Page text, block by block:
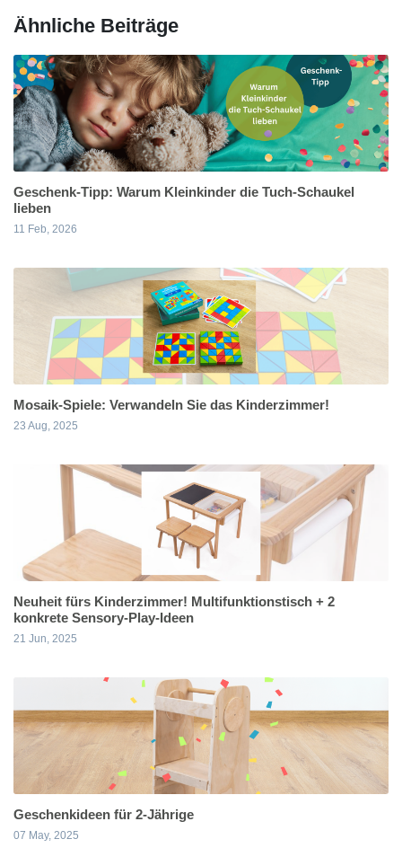
Ähnliche Beiträge
Geschenk-Tipp: Warum Kleinkinder die Tuch-Schaukel
lieben
11 Feb, 2026
Mosaik-Spiele: Verwandeln Sie das Kinderzimmer!
23 Aug, 2025
Neuheit fürs Kinderzimmer! Multifunktionstisch + 2
konkrete Sensory-Play-Ideen
21 Jun, 2025
Geschenkideen für 2-Jährige
07 May, 2025